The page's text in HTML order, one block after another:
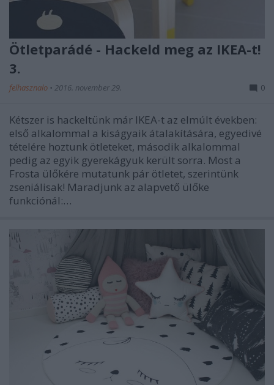
Ötletparádé - Hackeld meg az IKEA-t!
3.
felhasznalo • 2016. november 29. 0
Kétszer is hackeltünk már IKEA-t az elmúlt években:
első alkalommal a kiságyaik átalakítására, egyedivé
tételére hoztunk ötleteket, második alkalommal
pedig az egyik gyerekágyuk került sorra. Most a
Frosta ülőkére mutatunk pár ötletet, szerintünk
zseniálisak! Maradjunk az alapvető ülőke
funkciónál:…